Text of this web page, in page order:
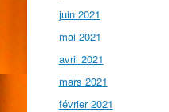
juin 2021
mai 2021
avril 2021
mars 2021
février 2021